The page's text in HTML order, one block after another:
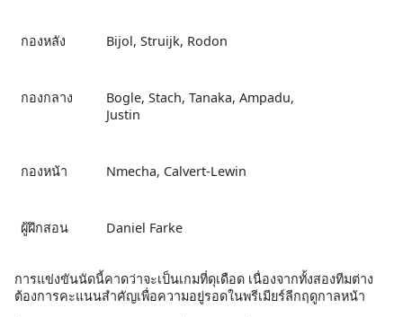
กองหลัง Bijol, Struijk, Rodon
กองกลาง
Bogle, Stach, Tanaka, Ampadu,
Justin
กองหน้า Nmecha, Calvert-Lewin
ผู้ฝึกสอน Daniel Farke
การแข่งขันนัดนี้คาดว่าจะเป็นเกมที่ดุเดือด เนื่องจากทั้งสองทีมต่าง
ต้องการคะแนนสำคัญเพื่อความอยู่รอดในพรีเมียร์ลีกฤดูกาลหน้า